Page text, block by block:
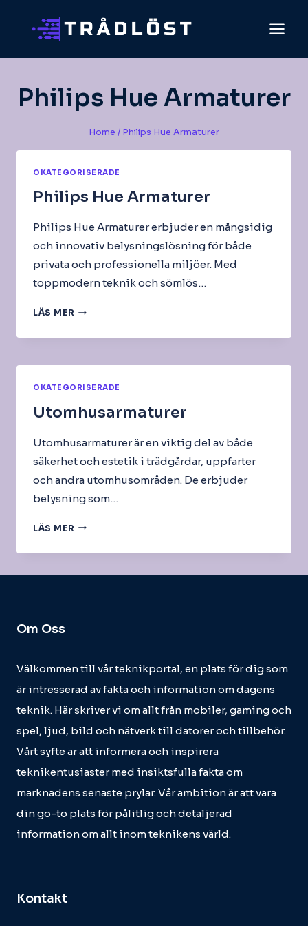
Philips Hue Armaturer
Home / Philips Hue Armaturer
OKATEGORISERADE
Philips Hue Armaturer
Philips Hue Armaturer erbjuder en mångsidig
och innovativ belysningslösning för både
privata och professionella miljöer. Med
toppmodern teknik och sömlös…
LÄS MER PHILIPS
ARMATURER
OKATEGORISERADE
Utomhusarmaturer
Utomhusarmaturer är en viktig del av både
säkerhet och estetik i trädgårdar, uppfarter
och andra utomhusområden. De erbjuder
belysning som…
LÄS MER UTOMHUSARMATURER
Om Oss
Välkommen till vår teknikportal, en plats för dig som
är intresserad av fakta och information om dagens
teknik. Här skriver vi om allt från mobiler, gaming och
spel, ljud, bild och nätverk till datorer och tillbehör.
Vårt syfte är att informera och inspirera
teknikentusiaster med insiktsfulla fakta om
marknadens senaste prylar. Vår ambition är att vara
din go-to plats för pålitlig och detaljerad
information om allt inom teknikens värld.
Kontakt